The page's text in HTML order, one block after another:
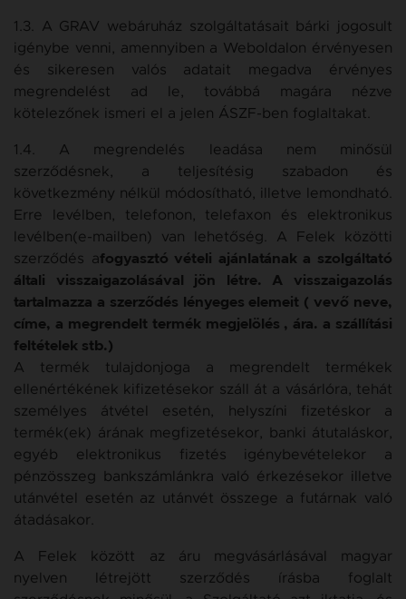
1.3. A GRAV webáruház szolgáltatásait bárki jogosult
igénybe venni, amennyiben a Weboldalon érvényesen
és sikeresen valós adatait megadva érvényes
megrendelést ad le, továbbá magára nézve
kötelezőnek ismeri el a jelen ÁSZF-ben foglaltakat.
1.4. A megrendelés leadása nem minősül
szerződésnek, a teljesítésig szabadon és
következmény nélkül módosítható, illetve lemondható.
Erre levélben, telefonon, telefaxon és elektronikus
levélben(e-mailben) van lehetőség. A Felek közötti
szerződés afogyasztó vételi ajánlatának a szolgáltató
általi visszaigazolásával jön létre. A visszaigazolás
tartalmazza a szerződés lényeges elemeit ( vevő neve,
címe, a megrendelt termék megjelölés , ára. a szállítási
feltételek stb.)
A termék tulajdonjoga a megrendelt termékek
ellenértékének kifizetésekor száll át a vásárlóra, tehát
személyes átvétel esetén, helyszíni fizetéskor a
termék(ek) árának megfizetésekor, banki átutaláskor,
egyéb elektronikus fizetés igénybevételekor a
pénzösszeg bankszámlánkra való érkezésekor illetve
utánvétel esetén az utánvét összege a futárnak való
átadásakor.
A Felek között az áru megvásárlásával magyar
nyelven létrejött szerződés írásba foglalt